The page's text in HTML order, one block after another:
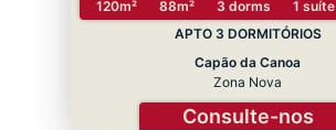
120m² 88m² 3 dorms 1 suíte
APTO 3 DORMITÓRIOS
Capão da Canoa
Zona Nova
Consulte-nos